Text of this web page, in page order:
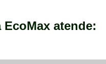
atende: